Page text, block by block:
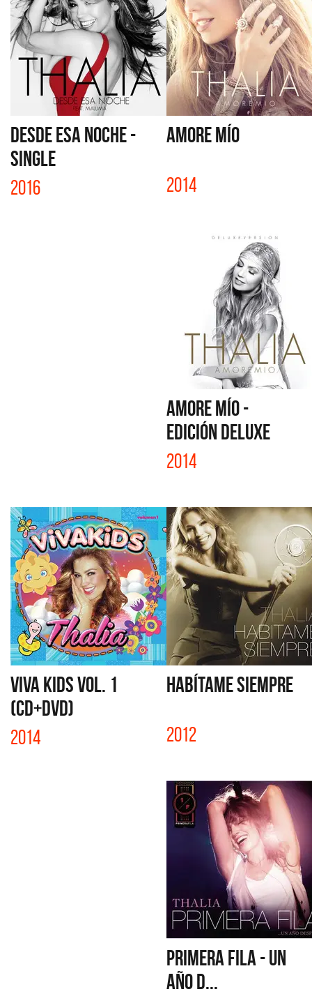
DESDE ESA NOCHE -
SINGLE
2016
AMORE MÍO
2014
AMORE MÍO -
EDICIÓN DELUXE
2014
VIVA KIDS VOL. 1
(CD+DVD)
2014
HABÍTAME SIEMPRE
2012
PRIMERA FILA - UN
AÑO D...